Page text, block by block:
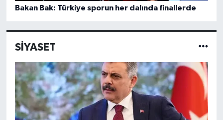
Bakan Bak: Türkiye sporun her dalında finallerde
SİYASET